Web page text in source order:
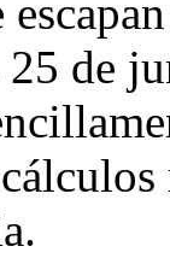
de